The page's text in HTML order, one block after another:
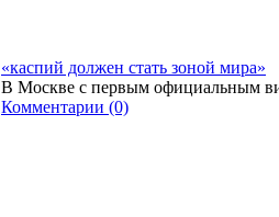
«каспий должен стать зоной мира»
В Москве с первым официальным
Комментарии (0)